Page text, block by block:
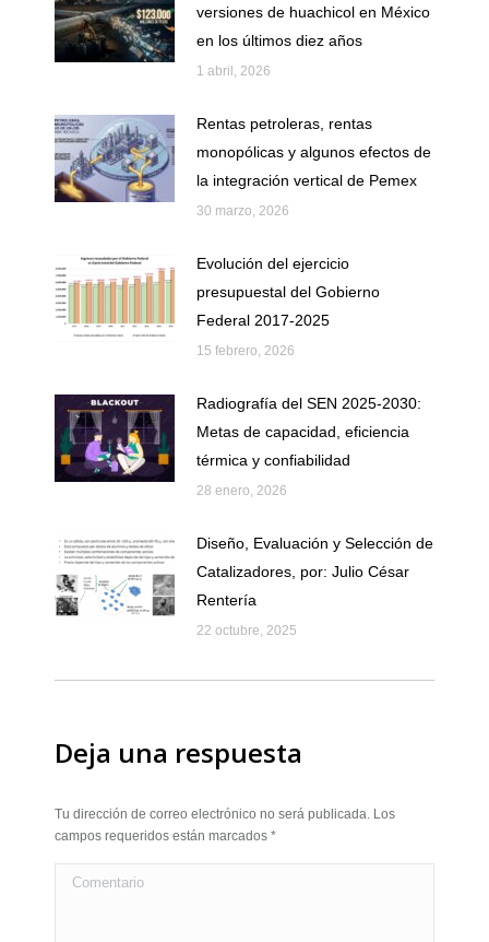
versiones de huachicol en México
en los últimos diez años
1 abril, 2026
Rentas petroleras, rentas
monopólicas y algunos efectos de
la integración vertical de Pemex
30 marzo, 2026
Evolución del ejercicio
presupuestal del Gobierno
Federal 2017-2025
15 febrero, 2026
Radiografía del SEN 2025-2030:
Metas de capacidad, eficiencia
térmica y confiabilidad
28 enero, 2026
Diseño, Evaluación y Selección de
Catalizadores, por: Julio César
Rentería
22 octubre, 2025
Deja una respuesta
Tu dirección de correo electrónico no será publicada. Los
campos requeridos están marcados *
Comentario